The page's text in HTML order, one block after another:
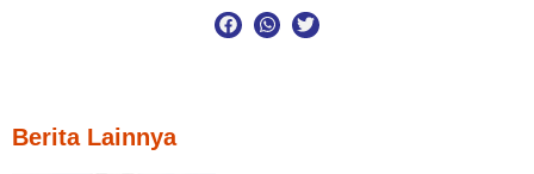
Berita Lainnya